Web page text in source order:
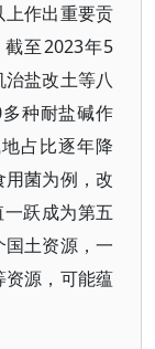
作出重要贡
至2023年5
盐改土等八
种耐盐碱作
占比逐年降
菌为例，改
跃成为第五
土资源，一
源，可能蕴